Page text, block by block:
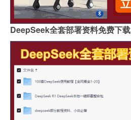
DeepSeek全套部署资料免费下载